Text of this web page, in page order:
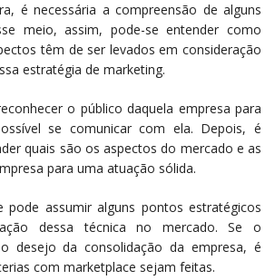
é necessária a compreensão de alguns
meio, assim, pode-se entender como
têm de ser levados em consideração
estratégia de marketing.
o público daquela empresa para
se comunicar com ela. Depois, é
quais são os aspectos do mercado e as
para uma atuação sólida.
assumir alguns pontos estratégicos
dessa técnica no mercado. Se o
desejo da consolidação da empresa, é
com marketplace sejam feitas.